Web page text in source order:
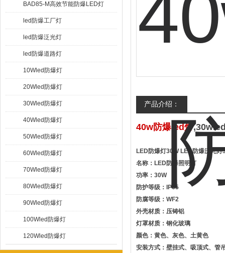
BAD85-M高效节能防爆LED灯
led防爆工厂灯
led防爆泛光灯
led防爆道路灯
10Wled防爆灯
20Wled防爆灯
30Wled防爆灯
40Wled防爆灯
50Wled防爆灯
60Wled防爆灯
70Wled防爆灯
80Wled防爆灯
90Wled防爆灯
100Wled防爆灯
120Wled防爆灯
产品介绍：
40w防爆led灯
LED防爆灯30W LED防爆泛光
名称：LED防爆照明灯
功率：30W
防护等级：IP65
防腐等级：WF2
外壳材质：压铸铝
灯罩材质：钢化玻璃
颜色：黄色、灰色、土黄色
安装方式：壁挂式、吸顶式、管